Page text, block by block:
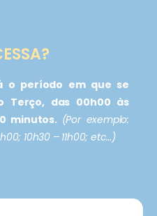
o período em que se
Terço, das 00h00 às
minutos. (Por exemplo:
10h30 – 11h00; etc…)